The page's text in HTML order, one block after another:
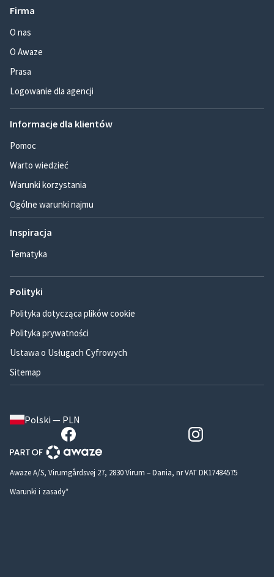
Firma
O nas
O Awaze
Prasa
Logowanie dla agencji
Informacje dla klientów
Pomoc
Warto wiedzieć
Warunki korzystania
Ogólne warunki najmu
Inspiracja
Tematyka
Polityki
Polityka dotycząca plików cookie
Polityka prywatności
Ustawa o Usługach Cyfrowych
Sitemap
Polski — PLN
Awaze A/S, Virumgårdsvej 27, 2830 Virum – Dania, nr VAT DK17484575
Warunki i zasady*